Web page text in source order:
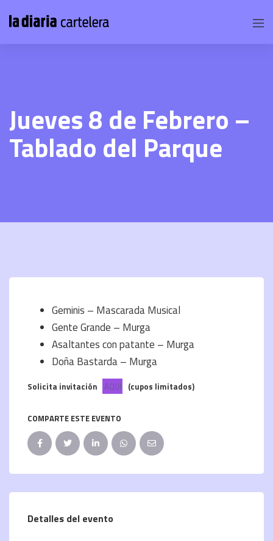
Jueves 8 de Febrero –
Tablado del Parque
Geminis – Mascarada Musical
Gente Grande – Murga
Asaltantes con patante – Murga
Doña Bastarda – Murga
Solicita invitación AQUI (cupos limitados)
COMPARTE ESTE EVENTO
Detalles del evento